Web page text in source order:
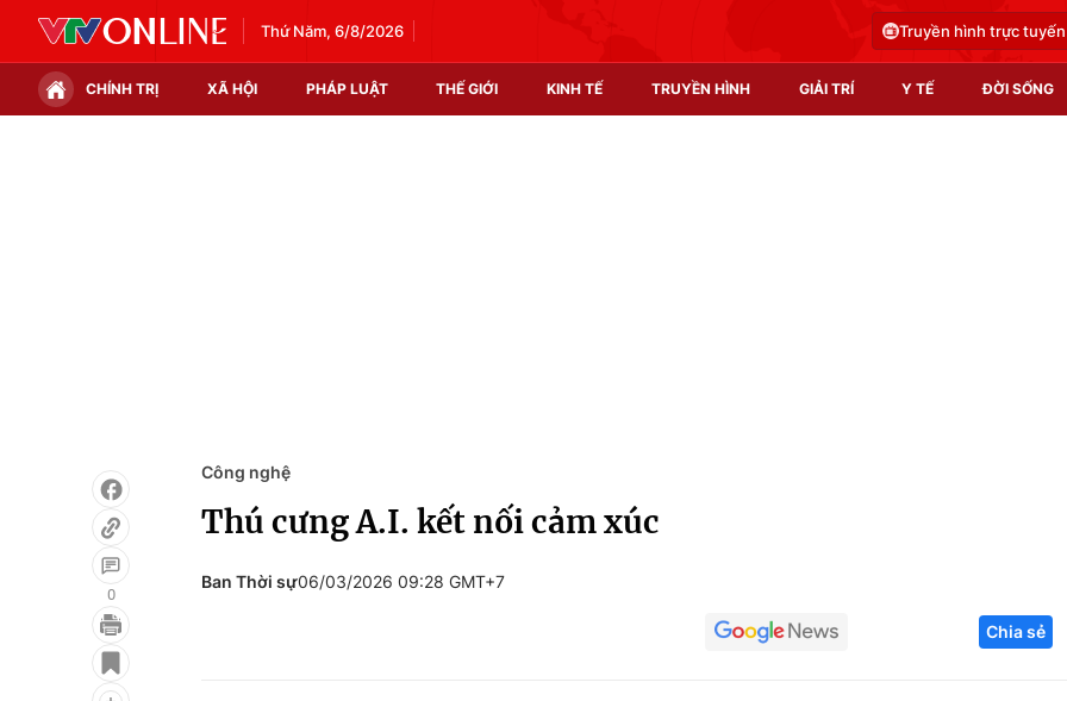
Thứ Năm, 6/8/2026 Truyền hình trực tuyến
CHÍNH TRỊ XÃ HỘI PHÁP LUẬT THẾ GIỚI KINH TẾ TRUYỀN HÌNH GIẢI TRÍ Y TẾ ĐỜI SỐNG
Điện ảnh
Công nghệ
0
Công nghệ
Thú cưng A.I. kết nối cảm xúc
Ban Thời sự06/03/2026 09:28 GMT+7
Chia sẻ